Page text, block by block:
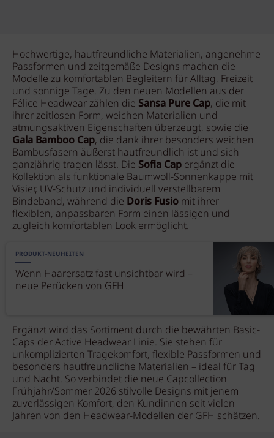
Hochwertige, hautfreundliche Materialien, angenehme
Passformen und zeitgemäße Designs machen die
Modelle zu komfortablen Begleitern für Alltag, Freizeit
und sonnige Tage. Zu den neuen Modellen aus der
Félice Headwear zählen die Sansa Pure Cap, die mit
ihrer zeitlosen Form, weichen Materialien und
atmungsaktiven Eigenschaften überzeugt, sowie die
Gala Bamboo Cap, die dank ihrer besonders weichen
Bambusfasern äußerst hautfreundlich ist und sich
ganzjährig tragen lässt. Die Sofia Cap ergänzt die
Kollektion als funktionale Baumwoll-Sonnenkappe mit
Visier, UV-Schutz und individuell verstellbarem
Bindeband, während die Doris Fusio mit ihrer
flexiblen, anpassbaren Form einen lässigen und
zugleich komfortablen Look ermöglicht.
PRODUKT-NEUHEITEN
Wenn Haarersatz fast unsichtbar wird –
neue Perücken von GFH
Ergänzt wird das Sortiment durch die bewährten Basic-
Caps der Active Headwear Linie. Sie stehen für
unkomplizierten Tragekomfort, flexible Passformen und
besonders hautfreundliche Materialien – ideal für Tag
und Nacht. So verbindet die neue Capcollection
Frühjahr/Sommer 2026 stilvolle Designs mit jenem
zuverlässigen Komfort, den Kundinnen seit vielen
Jahren von den Headwear-Modellen der GFH schätzen.